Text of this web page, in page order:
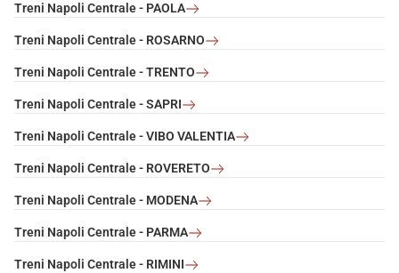
Treni Napoli Centrale - PAOLA
Treni Napoli Centrale - ROSARNO
Treni Napoli Centrale - TRENTO
Treni Napoli Centrale - SAPRI
Treni Napoli Centrale - VIBO VALENTIA
Treni Napoli Centrale - ROVERETO
Treni Napoli Centrale - MODENA
Treni Napoli Centrale - PARMA
Treni Napoli Centrale - RIMINI